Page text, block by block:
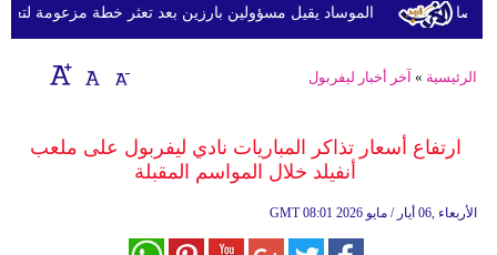
ثقافة
إقتصاد
وموسيقى
الموساد يقيل مسؤولين بارزين بعد تعثر خطة مزعومة لتغيير
الرئيسية » آخر أخبار ليفربول
ارتفاع أسعار تذاكر المباريات نادي ليفربول على ملعب
أنفيلد خلال المواسم المقبلة
GMT 08:01 2026 الأربعاء ,06 أيار / مايو